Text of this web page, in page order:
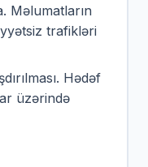
Məlumatların
trafikləri
Hədəf
üzərində